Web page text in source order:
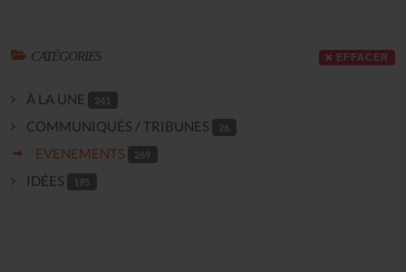
CATÉGORIES EFFACER
À LA UNE 241
COMMUNIQUÉS / TRIBUNES 26
EVENEMENTS 269
IDÉES 195